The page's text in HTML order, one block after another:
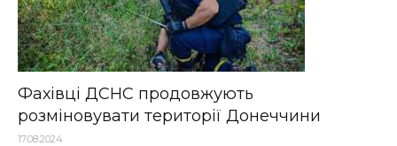
Фахівці ДСНС продовжують
розміновувати території Донеччини
17.08.2024